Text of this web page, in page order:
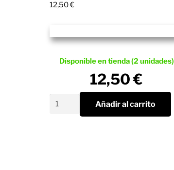
12,50€
Disponible en tienda (2 unidades)
12,50€
Entremeses
Añadir al carrito